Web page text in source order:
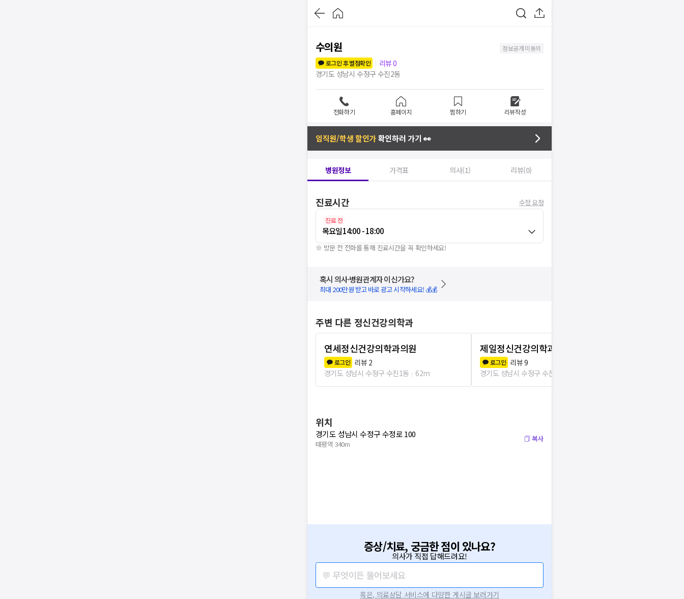
수의원
정보공개 미동의
로그인 후 별점확인
리뷰0
경기도 성남시 수정구 수진2동
전화하기 홈페이지 찜하기 리뷰작성
임직원/학생 할인가확인하러 가기 👀
병원정보 가격표 의사(1) 리뷰(0)
진료시간 수정 요청
진료 전
목요일14:00 - 18:00
※ 방문 전 전화를 통해 진료시간을 꼭 확인하세요!
혹시 의사·병원관계자 이신가요?
최대 200만원 받고 바로 광고 시작하세요! 💰💰
주변 다른 정신건강의학과
연세정신건강의학과의원
로그인 리뷰 2
경기도 성남시 수정구 수진1동
62m
제일정신건강의학과의원
로그인 리뷰9
경기도 성남시 수정구 수진1동
위치
경기도 성남시 수정구 수정로 100
태평역 340m
복사
증상/치료, 궁금한 점이 있나요?
의사가 직접 답해드려요!
💬 무엇이든 물어보세요
혹은, 의료상담 서비스에 다양한 게시글 보러가기